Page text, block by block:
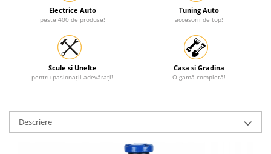
Electrice Auto
peste 400 de produse!
Tuning Auto
accesorii de top!
Scule si Unelte
pentru pasionații adevărați!
Casa si Gradina
O gamă completă!
Descriere